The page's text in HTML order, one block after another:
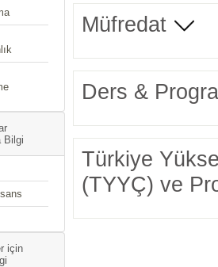
Bilgi
için
Müfredat
Ders &
Türkiye
(TYYÇ) ve